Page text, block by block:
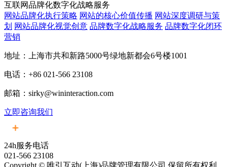
互联网品牌化数字化战略服务
网站品牌化执行策略 网站的核心价值传播 网站深度调研与策
划 网站品牌化视觉创意 品牌数字化战略服务 品牌数字化闭环
营销
地址：上海市共和新路5000号绿地新都会6号楼1001
电话：+86 021-566 23108
邮箱：sirky@wininteraction.com
立即咨询我们
24h服务电话
021-566 23108
Copyright © 唯引互动(上海)品牌管理有限公司 保留所有权利